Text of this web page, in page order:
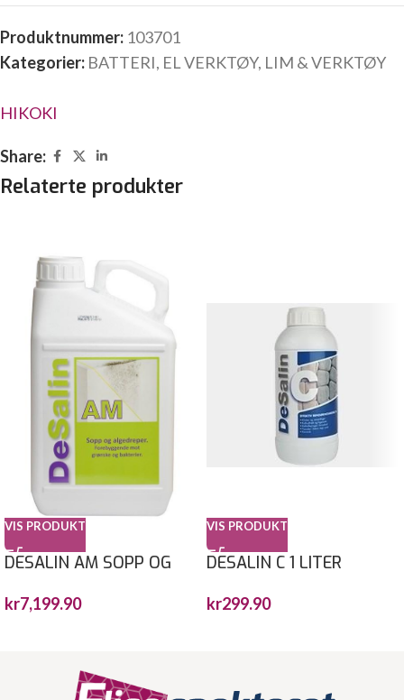
Produktnummer: 103701
Kategorier: BATTERI, EL VERKTØY, LIM & VERKTØY
HIKOKI
Share:
Relaterte produkter
VIS PRODUKT
DESALIN AM SOPP OG
kr7,199.90
VIS PRODUKT
DESALIN C 1 LITER
kr299.90